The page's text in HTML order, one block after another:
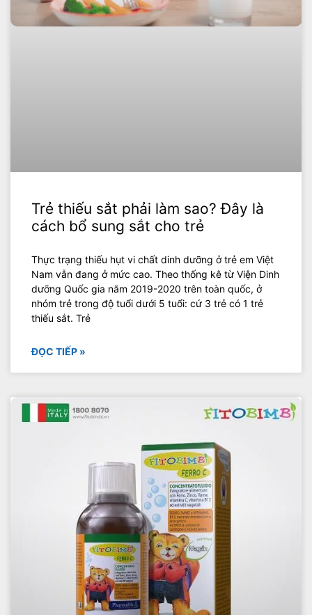
Trẻ thiếu sắt phải làm sao? Đây là
cách bổ sung sắt cho trẻ
Thực trạng thiếu hụt vi chất dinh dưỡng ở trẻ em Việt
Nam vẫn đang ở mức cao. Theo thống kê từ Viện Dinh
dưỡng Quốc gia năm 2019-2020 trên toàn quốc, ở
nhóm trẻ trong độ tuổi dưới 5 tuổi: cứ 3 trẻ có 1 trẻ
thiếu sắt. Trẻ
ĐỌC TIẾP »